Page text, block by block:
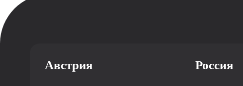
Австрия Россия